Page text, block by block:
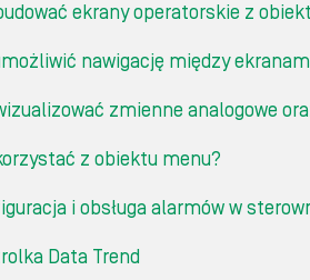
ekrany operatorskie z
nawigację między
zmienne analogowe
z obiektu menu?
i obsługa alarmów w
Data Trend